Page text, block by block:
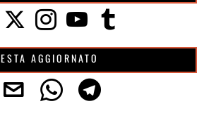
RESTA AGGIORNATO